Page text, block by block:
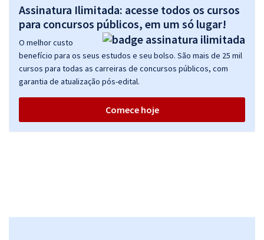
Assinatura Ilimitada: acesse todos os cursos
para concursos públicos, em um só lugar!
O melhor custo
benefício para os seus estudos e seu bolso. São mais de 25 mil
cursos para todas as carreiras de concursos públicos, com
garantia de atualização pós-edital.
Comece hoje